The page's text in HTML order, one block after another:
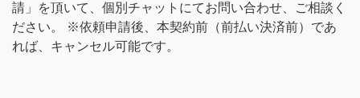
請」を頂いて、個別チャットにてお問い合わせ、ご相談く
ださい。 ※依頼申請後、本契約前（前払い決済前）であ
れば、キャンセル可能です。